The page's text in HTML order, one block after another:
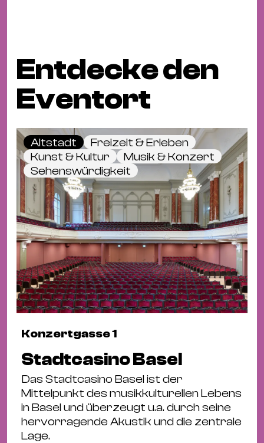
Entdecke den
Eventort
Altstadt
Freizeit & Erleben
Kunst & Kultur
Musik & Konzert
Sehenswürdigkeit
Konzertgasse 1
Stadtcasino Basel
Das Stadtcasino Basel ist der
Mittelpunkt des musikkulturellen Lebens
in Basel und überzeugt u.a. durch seine
hervorragende Akustik und die zentrale
Lage.